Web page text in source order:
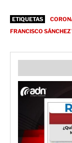
ETIQUETAS
FRANCISCO